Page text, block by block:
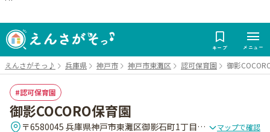
キープ メニュー
えんさがそっ♪ 兵庫県 神戸市 神戸市東灘区 認可保育園 御影
認可保育園
御影COCORO保育園
〒6580045 兵庫県神戸市東灘区御影石町1丁目2-18 (特別養護老人ホーム ロングステージ御影に併設) マップで確認